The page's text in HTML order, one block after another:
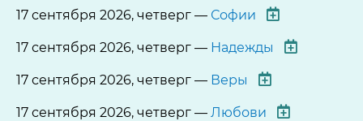
17 сентября 2026, четверг — Софии
17 сентября 2026, четверг — Надежды
17 сентября 2026, четверг — Веры
17 сентября 2026, четверг — Любови